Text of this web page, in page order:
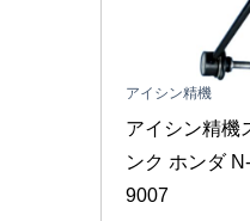
アイシン精機
アイシン精機
ンク ホンダ
9007